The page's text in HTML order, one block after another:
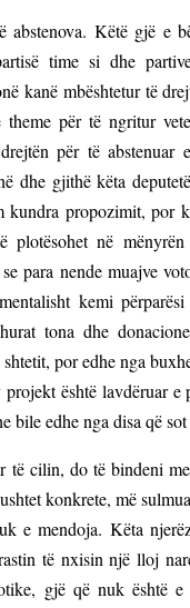
abstenova. Këtë gjë e
time si dhe
kanë mbështetur të
për të ngritur
për të abstenuar
dhe gjithë këta
kundra propozimit, por
plotësohet në
para nende muajve
kemi
tona dhe
por edhe nga
është lavdëruar e
bile edhe nga disa që
të cilin, do të bindeni
konkrete, më
e mendoja. Këta
të nxisin një lloj
gjë që nuk është